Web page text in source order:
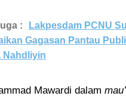
:
Lakpesdam PCNU
Gagasan Pantau
Nahdliyin
Mawardi dalam